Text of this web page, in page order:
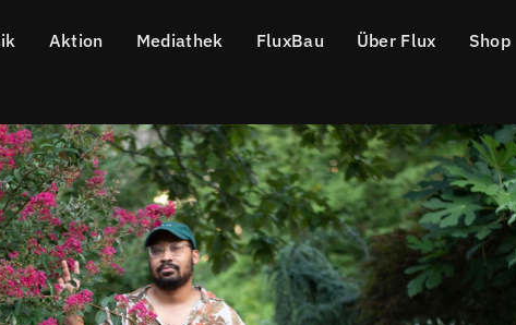
Aktion Mediathek FluxBau Über Flux Shop